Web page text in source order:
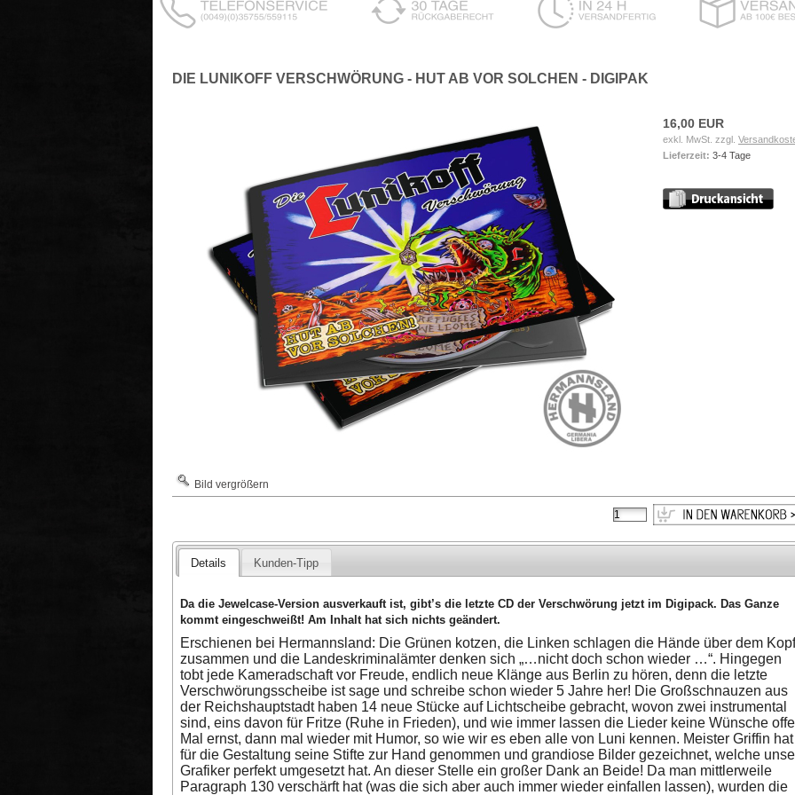
DIE LUNIKOFF VERSCHWÖRUNG - HUT AB VOR SOLCHEN - DIGIPAK
Bild vergrößern
16,00 EUR
exkl. MwSt. zzgl.
Lieferzeit: 3-4 Tage
Details Kunden-Tipp
Da die Jewelcase-Version ausverkauft ist, gibt’s die letzte CD der Verschwörung jetzt im Digipack. Das Ganze
kommt eingeschweißt! Am Inhalt hat sich nichts geändert.
Erschienen bei Hermannsland: Die Grünen kotzen, die Linken schlagen die Hände über dem Kopf
zusammen und die Landeskriminalämter denken sich „…nicht doch schon wieder …“. Hingegen
tobt jede Kameradschaft vor Freude, endlich neue Klänge aus Berlin zu hören, denn die letzte
Verschwörungsscheibe ist sage und schreibe schon wieder 5 Jahre her! Die Großschnauzen aus
der Reichshauptstadt haben 14 neue Stücke auf Lichtscheibe gebracht, wovon zwei instrumental
sind, eins davon für Fritze (Ruhe in Frieden), und wie immer lassen die Lieder keine Wünsche
Mal ernst, dann mal wieder mit Humor, so wie wir es eben alle von Luni kennen. Meister Griffin hat
für die Gestaltung seine Stifte zur Hand genommen und grandiose Bilder gezeichnet, welche
Grafiker perfekt umgesetzt hat. An dieser Stelle ein großer Dank an Beide! Da man mittlerweile
Paragraph 130 verschärft hat (was die sich aber auch immer wieder einfallen lassen), wurden die